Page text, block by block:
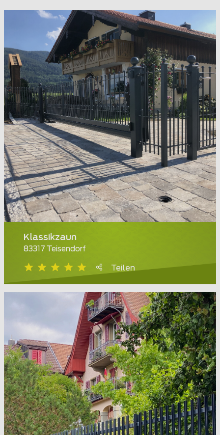
Klassikzaun
83317 Teisendorf
Teilen